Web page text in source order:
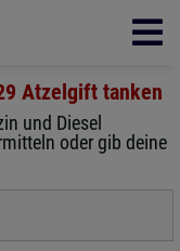
Atzelgift tanken
und Diesel
oder gib deine